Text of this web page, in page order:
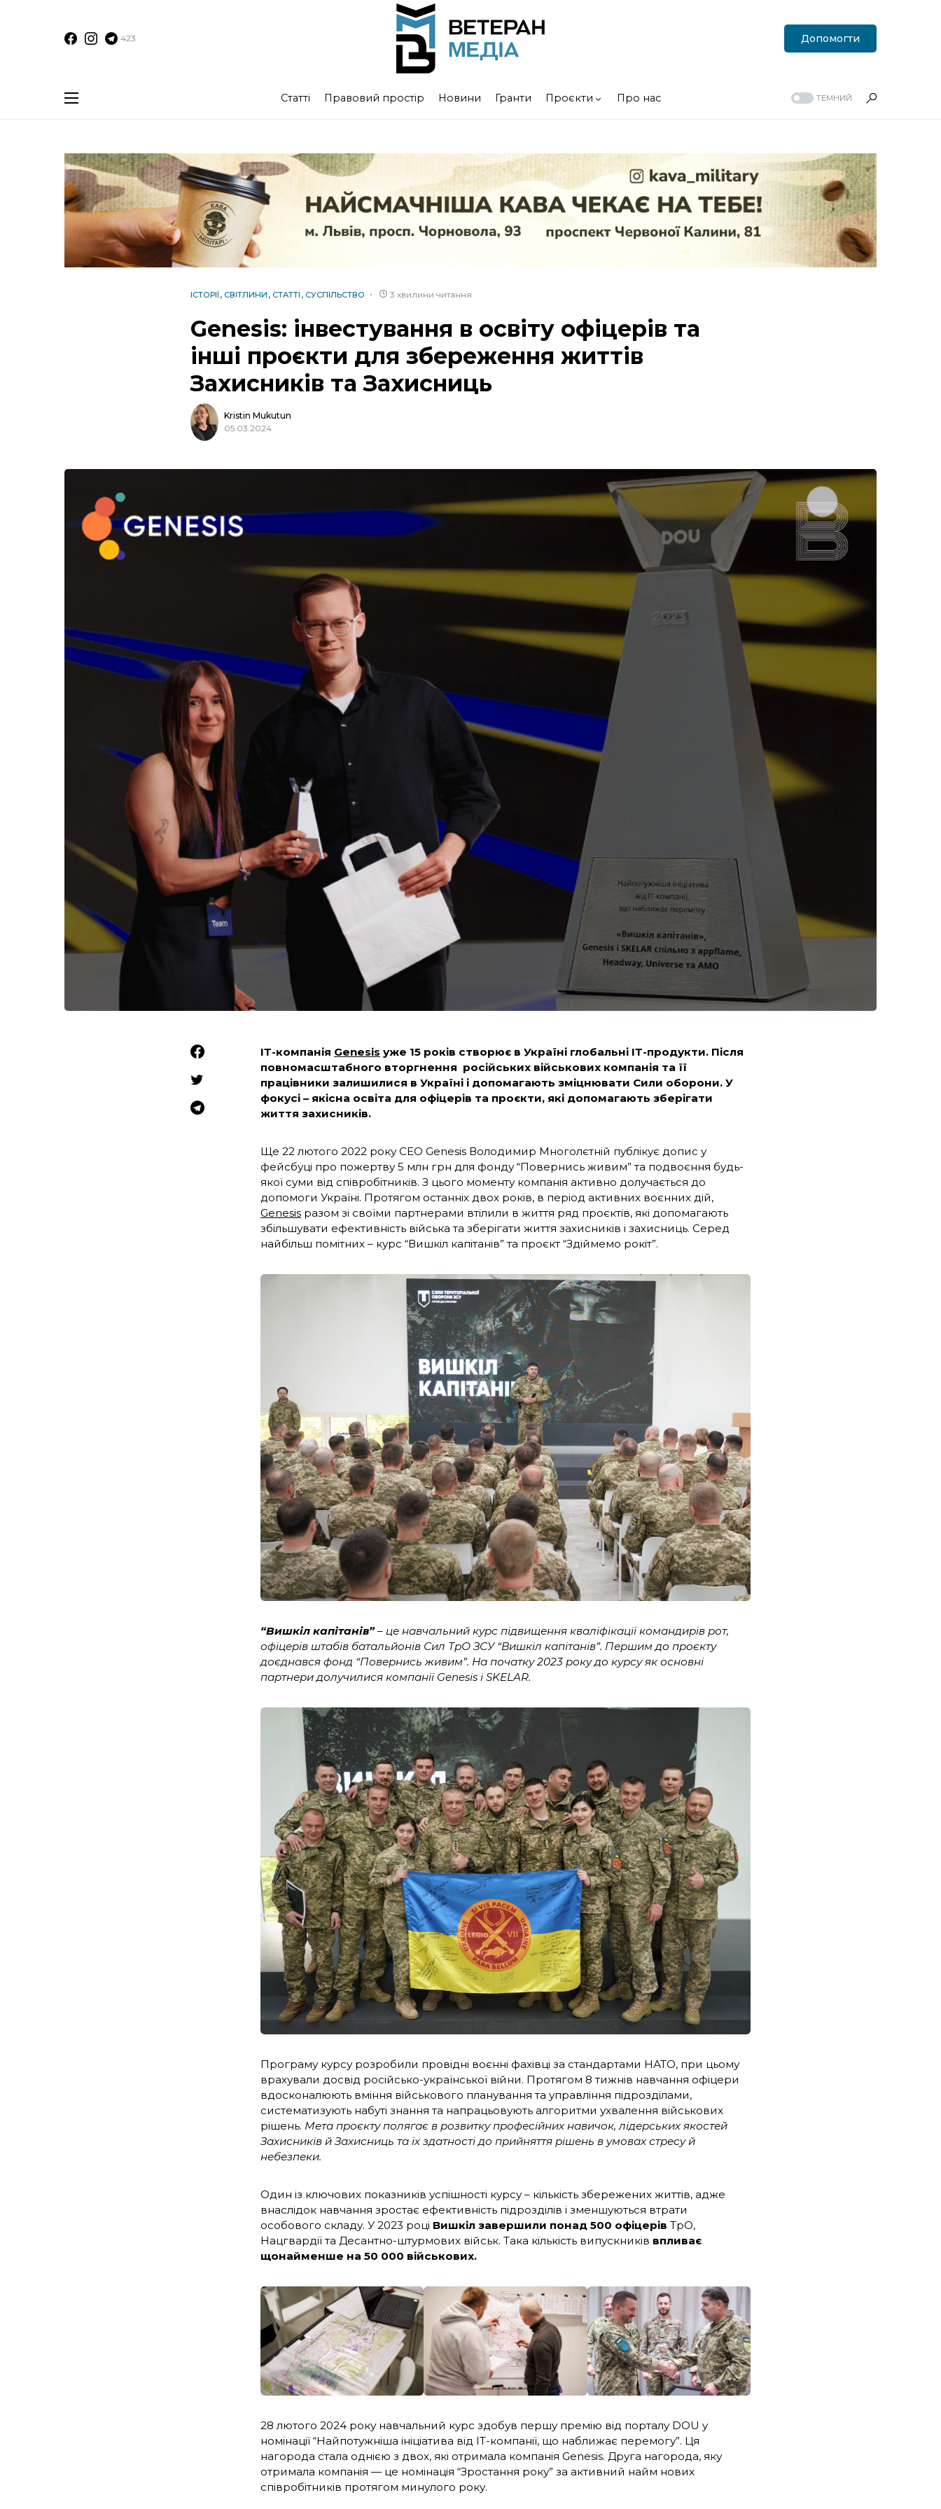
423 Допомогти
Статті Правовий простір Новини Гранти Проєкти Про нас ТЕМНИЙ
ІСТОРІЇ СВІТЛИНИ СТАТТІ СУСПІЛЬСТВО 3 хвилини читання
Genesis: інвестування в освіту офіцерів та
інші проєкти для збереження життів
Захисників та Захисниць
Kristin Mukutun
05.03.2024
ІТ-компанія Genesis уже 15 років створює в Україні глобальні ІТ-продукти. Після
повномасштабного вторгнення російських військових компанія та її
працівники залишилися в Україні і допомагають зміцнювати Сили оборони. У
фокусі – якісна освіта для офіцерів та проєкти, які допомагають зберігати
життя захисників.
Ще 22 лютого 2022 року CEO Genesis Володимир Многолєтній публікує допис у
фейсбуці про пожертву 5 млн грн для фонду “Повернись живим” та подвоєння будь-
якої суми від співробітників. З цього моменту компанія активно долучається до
допомоги Україні. Протягом останніх двох років, в період активних воєнних дій,
Genesis разом зі своїми партнерами втілили в життя ряд проєктів, які допомагають
збільшувати ефективність війська та зберігати життя захисників і захисниць. Серед
найбільш помітних – курс “Вишкіл капітанів” та проєкт “Здіймемо рокіт”.
“Вишкіл капітанів”– це навчальний курс підвищення кваліфікації командирів рот,
офіцерів штабів батальйонів Сил ТрО ЗСУ “Вишкіл капітанів”. Першим до проєкту
доєднався фонд “Повернись живим”. На початку 2023 року до курсу як основні
партнери долучилися компанії Genesis і SKELAR.
Програму курсу розробили провідні воєнні фахівці за стандартами НАТО, при цьому
врахували досвід російсько-української війни. Протягом 8 тижнів навчання офіцери
вдосконалюють вміння військового планування та управління підрозділами,
систематизують набуті знання та напрацьовують алгоритми ухвалення військових
рішень. Мета проєкту полягає в розвитку професійних навичок, лідерських якостей
Захисників й Захисниць та їх здатності до прийняття рішень в умовах стресу й
небезпеки.
Один із ключових показників успішності курсу – кількість збережених життів, адже
внаслідок навчання зростає ефективність підрозділів і зменшуються втрати
особового складу. У 2023 році Вишкіл завершили понад 500 офіцерів ТрО,
Нацгвардії та Десантно-штурмових військ. Така кількість випускників впливає
щонайменше на 50 000 військових.
28 лютого 2024 року навчальний курс здобув першу премію від порталу DOU у
номінації “Найпотужніша ініціатива від ІТ-компанії, що наближає перемогу”. Ця
нагорода стала однією з двох, які отримала компанія Genesis. Друга нагорода, яку
отримала компанія — це номінація “Зростання року” за активний найм нових
співробітників протягом минулого року.